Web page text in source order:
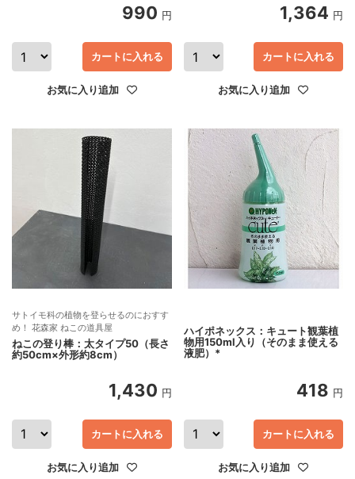
990 円
カートに入れる
お気に入り追加
1,364 円
カートに入れる
お気に入り追加
サトイモ科の植物を登らせるのにおすす
め！ 花森家 ねこの道具屋
ねこの登り棒：太タイプ50（長さ
約50cm×外形約8cm）
1,430 円
カートに入れる
お気に入り追加
ハイポネックス：キュート観葉植
物用150ml入り（そのまま使える
液肥）*
418 円
カートに入れる
お気に入り追加